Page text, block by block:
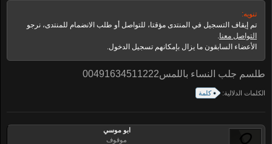
تنويه:
تم إيقاف التسجيل في المنتدى مؤقتا، للتواصل أو طلب الانضمام للمنتدى، نرجو
التواصل معنا.
الأعضاء السابقون ما يزال بإمكانهم تسجيل الدخول.
طلسم جلب النساء باللمس00491634511222
الكلمات الدلالية: كلمة
ابو موسي
موقوف